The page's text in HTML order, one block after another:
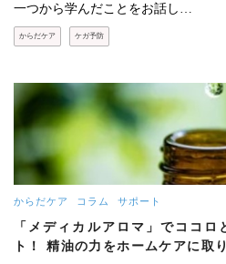
一つから学んだことをお話し…
からだケア ケガ予防
からだケア コラム サポート
「メディカルアロマ」でココ
ト！ 精油の力をホームケアに取